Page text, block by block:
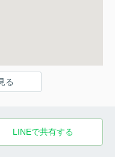
る
LINEで共有する